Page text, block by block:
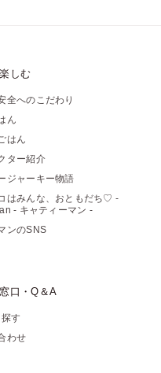
しむ
全へのこだわり
ん
はん
ター紹介
ジャーキー物語
はみんな、おともだち♡ -
- キャティーマン -
ンのSNS
口・Q＆A
す
わせ